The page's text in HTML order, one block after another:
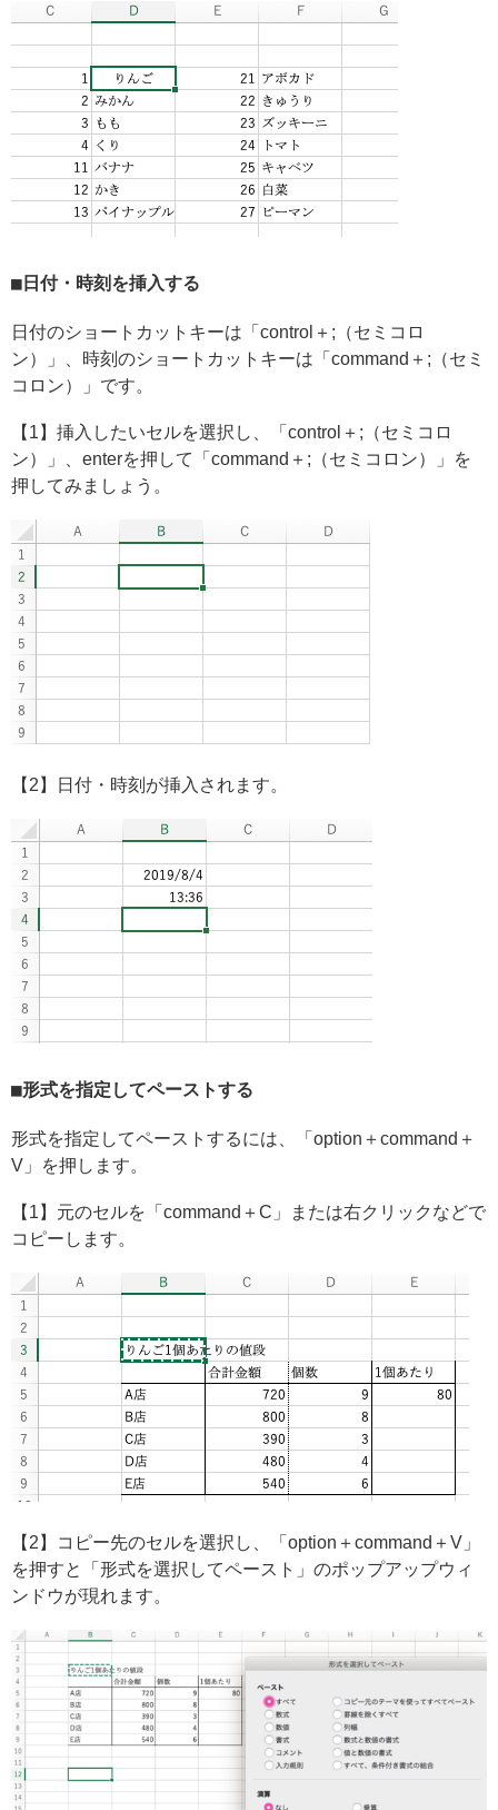
日付・時刻を挿入する
日付のショートカットキーは「control＋;（セミコロ
ン）」、時刻のショートカットキーは「command＋;（セミ
コロン）」です。
【1】挿入したいセルを選択し、「control＋;（セミコロ
ン）」、enterを押して「command＋;（セミコロン）」を
押してみましょう。
【2】日付・時刻が挿入されます。
形式を指定してペーストする
形式を指定してペーストするには、「option＋command＋
V」を押します。
【1】元のセルを「command＋C」または右クリックなどで
コピーします。
【2】コピー先のセルを選択し、「option＋command＋V」
を押すと「形式を選択してペースト」のポップアップウィ
ンドウが現れます。